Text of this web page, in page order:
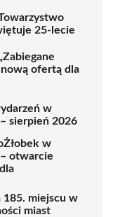
25-lecie
ofertą dla
w
sierpień 2026
w
otwarcie
185. miejscu w
miast